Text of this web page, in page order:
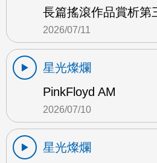
長篇搖滾作品賞析第
2026/07/11
星光燦爛
PinkFloyd AM
2026/07/10
星光燦爛